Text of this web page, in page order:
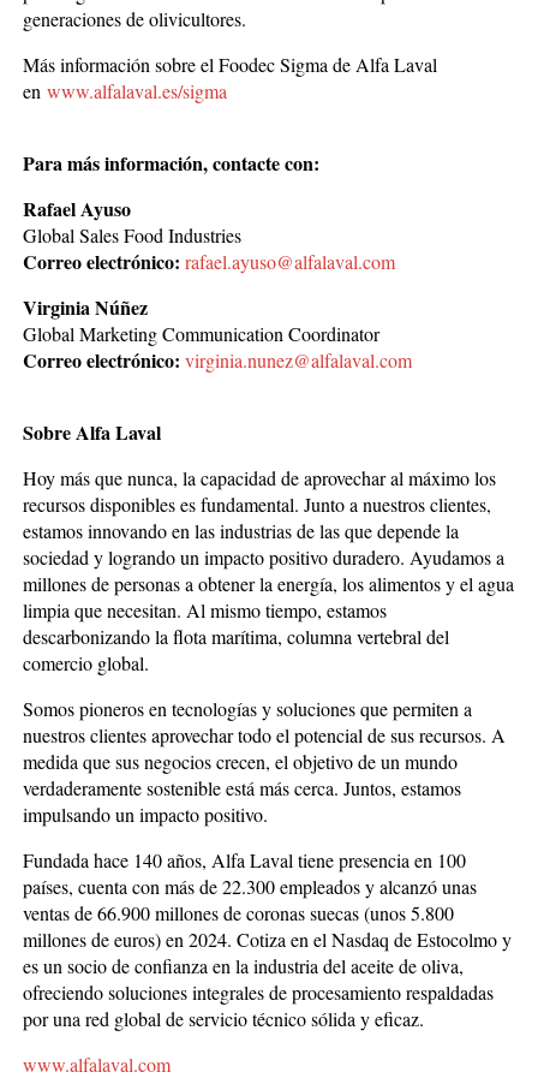
generaciones de olivicultores.
Más información sobre el Foodec Sigma de Alfa Laval
enwww.alfalaval.es/sigma
Para más información, contacte con:
Rafael Ayuso
Global Sales Food Industries
Correo electrónico: rafael.ayuso@alfalaval.com
Virginia Núñez
Global Marketing Communication Coordinator
Correo electrónico: virginia.nunez@alfalaval.com
Sobre Alfa Laval
Hoy más que nunca, la capacidad de aprovechar al máximo los
recursos disponibles es fundamental. Junto a nuestros clientes,
estamos innovando en las industrias de las que depende la
sociedad y logrando un impacto positivo duradero. Ayudamos a
millones de personas a obtener la energía, los alimentos y el agua
limpia que necesitan. Al mismo tiempo, estamos
descarbonizando la flota marítima, columna vertebral del
comercio global.
Somos pioneros en tecnologías y soluciones que permiten a
nuestros clientes aprovechar todo el potencial de sus recursos. A
medida que sus negocios crecen, el objetivo de un mundo
verdaderamente sostenible está más cerca. Juntos, estamos
impulsando un impacto positivo.
Fundada hace 140 años, Alfa Laval tiene presencia en 100
países, cuenta con más de 22.300 empleados y alcanzó unas
ventas de 66.900 millones de coronas suecas (unos 5.800
millones de euros) en 2024. Cotiza en el Nasdaq de Estocolmo y
es un socio de confianza en la industria del aceite de oliva,
ofreciendo soluciones integrales de procesamiento respaldadas
por una red global de servicio técnico sólida y eficaz.
www.alfalaval.com